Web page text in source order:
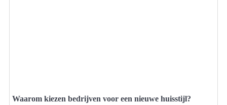
Waarom kiezen bedrijven voor een nieuwe huisstijl?